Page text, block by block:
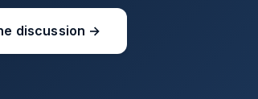
discussion →